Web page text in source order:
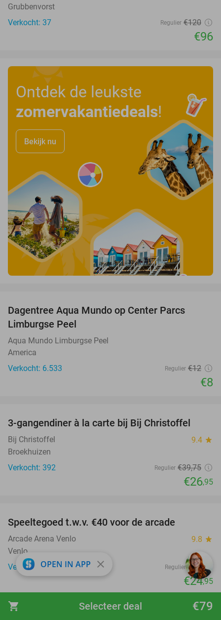
shopping_cart €79
Selecteer deal
Grubbenvorst
Verkocht: 37
Regulier €120
€96
Ontdek de leukste
zomervakantiedeals!
Bekijk nu
Dagentree Aqua Mundo op Center Parcs
Limburgse Peel
Aqua Mundo Limburgse Peel
America
Verkocht: 6.533
Regulier €12
€8
3-gangendiner à la carte bij Bij Christoffel
Bij Christoffel 9.4 star
Broekhuizen
Verkocht: 392
Regulier €39,75
€26,95
Speeltegoed t.w.v. €40 voor de arcade
Arcade Arena Venlo 9.8 star
Venlo
Verkocht: 353
Regulier €40
€24,95
OPEN IN APP close